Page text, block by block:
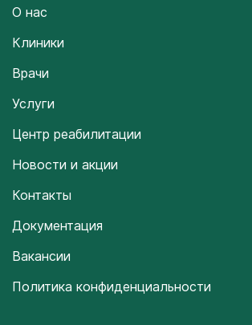
О нас
Клиники
Врачи
Услуги
Центр реабилитации
Новости и акции
Контакты
Документация
Вакансии
Политика конфиденциальности